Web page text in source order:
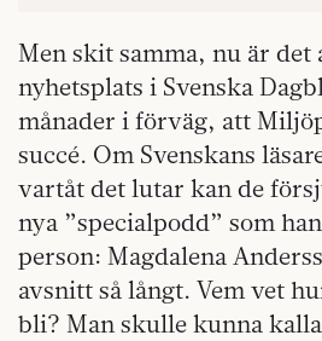
Men skit samma, nu är det
nyhetsplats i Svenska
månader i förväg, att
succé. Om Svenskans
vartåt det lutar kan de
nya ”specialpodd” som
person: Magdalena
avsnitt så långt. Vem vet
bli? Man skulle kunna